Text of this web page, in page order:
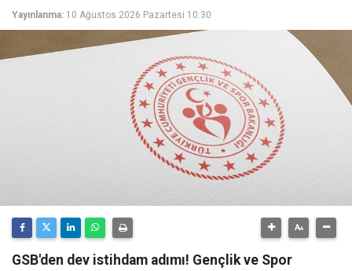
Yayınlanma: 10 Ağustos 2026 Pazartesi 10:30
GSB'den dev istihdam adımı! Gençlik ve Spor